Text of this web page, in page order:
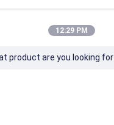
12:29 PM
product are you looking